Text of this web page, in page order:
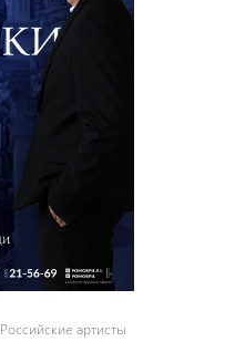
Российские артисты